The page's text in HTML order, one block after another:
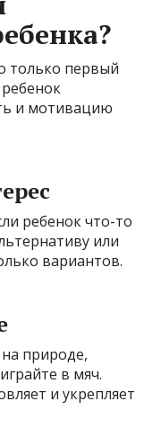
только первый
и мотивацию
ребенок что-то
или
вариантов.
природе,
в мяч.
и укрепляет